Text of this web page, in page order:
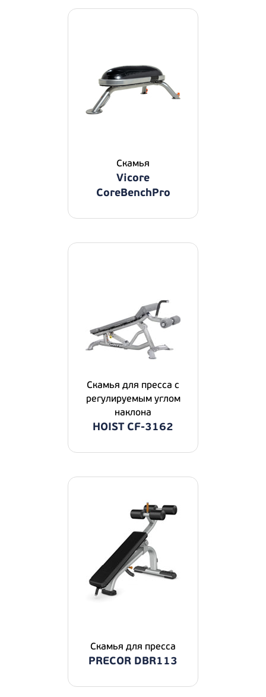
Скамья
Vicore
CoreBenchPro
Скамья для пресса с
регулируемым углом
наклона
HOIST CF-3162
Скамья для пресса
PRECOR DBR113